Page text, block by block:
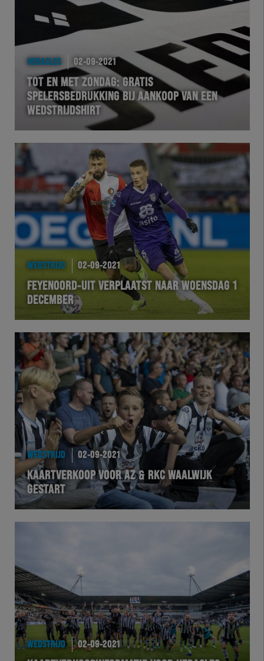
HERACLES 02-09-2021
TOT EN MET ZONDAG: GRATIS
SPELERSBEDRUKKING BIJ AANKOOP VAN EEN
WEDSTRIJDSHIRT
WEDSTRIJD 02-09-2021
FEYENOORD-UIT VERPLAATST NAAR WOENSDAG 1
DECEMBER
WEDSTRIJD 02-09-2021
KAARTVERKOOP VOOR AZ & RKC WAALWIJK
GESTART
WEDSTRIJD 02-09-2021